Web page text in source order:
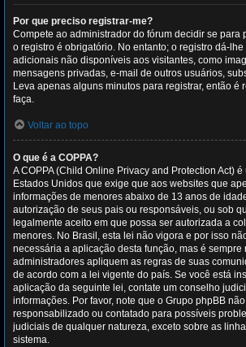
Por que preciso registrar-me?
Compete ao administrador do fórum decidir se para
o registro é obrigatório. No entanto; o registro dá-
adicionais não disponíveis aos visitantes, como
mensagens privadas, e-mail de outros usuários,
Leva apenas alguns minutos para registrar, então é
faça.
Voltar ao topo
O que é a COPPA?
A COPPA (Child Online Privacy and Protection Act)
Estados Unidos que exige que aos websites que
informações de menores abaixo de 13 anos de
autorização de seus pais ou responsáveis, ou sob
legalmente aceito em que possa ser autorizada a
menores. No Brasil, esta lei não vigora e por isso
necessária a aplicação desta função, mas é
administradores apliquem as regras de suas
de acordo com a lei vigente do país. Se você está
aplicação da seguinte lei, contate um conselho
informações. Por favor, note que o Grupo phpBB
responsabilizado ou contatado para possíveis
judiciais de qualquer natureza, exceto sobre as
sistema.